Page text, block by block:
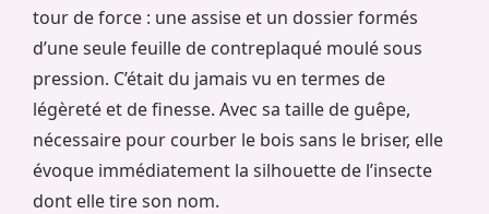
tour de force : une assise et un dossier formés
d’une seule feuille de contreplaqué moulé sous
pression. C’était du jamais vu en termes de
légèreté et de finesse. Avec sa taille de guêpe,
nécessaire pour courber le bois sans le briser, elle
évoque immédiatement la silhouette de l’insecte
dont elle tire son nom.